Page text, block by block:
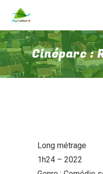
Cinéparc :
Long métrage
1h24 – 2022